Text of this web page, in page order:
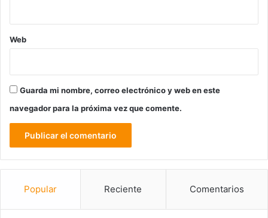
Web
Guarda mi nombre, correo electrónico y web en este
navegador para la próxima vez que comente.
Popular Reciente Comentarios